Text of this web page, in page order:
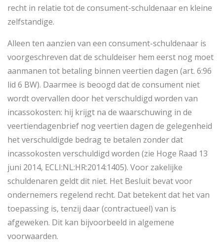
recht in relatie tot de consument-schuldenaar en kleine
zelfstandige.
Alleen ten aanzien van een consument-schuldenaar is
voorgeschreven dat de schuldeiser hem eerst nog moet
aanmanen tot betaling binnen veertien dagen (art. 6:96
lid 6 BW). Daarmee is beoogd dat de consument niet
wordt overvallen door het verschuldigd worden van
incassokosten: hij krijgt na de waarschuwing in de
veertiendagenbrief nog veertien dagen de gelegenheid
het verschuldigde bedrag te betalen zonder dat
incassokosten verschuldigd worden (zie Hoge Raad 13
juni 2014, ECLI:NL:HR:2014:1405). Voor zakelijke
schuldenaren geldt dit niet. Het Besluit bevat voor
ondernemers regelend recht. Dat betekent dat het van
toepassing is, tenzij daar (contractueel) van is
afgeweken. Dit kan bijvoorbeeld in algemene
voorwaarden.